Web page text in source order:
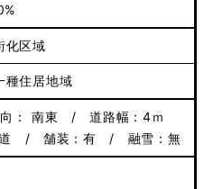
化区域
種住居地域
： 南東 / 道路幅：4ｍ
/ 舗装：有 / 融雪：無